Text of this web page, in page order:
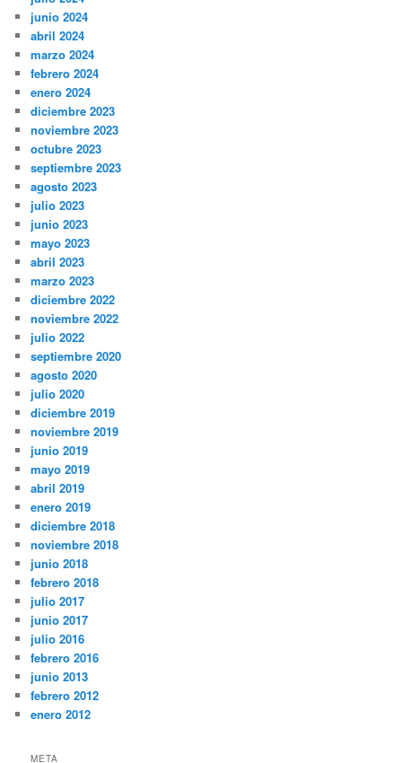
junio 2024
abril 2024
marzo 2024
febrero 2024
enero 2024
diciembre 2023
noviembre 2023
octubre 2023
septiembre 2023
agosto 2023
julio 2023
junio 2023
mayo 2023
abril 2023
marzo 2023
diciembre 2022
noviembre 2022
julio 2022
septiembre 2020
agosto 2020
julio 2020
diciembre 2019
noviembre 2019
junio 2019
mayo 2019
abril 2019
enero 2019
diciembre 2018
noviembre 2018
junio 2018
febrero 2018
julio 2017
junio 2017
julio 2016
febrero 2016
junio 2013
febrero 2012
enero 2012
META